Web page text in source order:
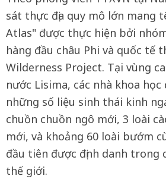
sát thực địa quy mô lớn mang
Atlas" được thực hiện bởi
hàng đầu châu Phi và quốc tế
Wilderness Project. Tại vùng
nước Lisima, các nhà khoa học
những số liệu sinh thái kinh
chuồn chuồn ngô mới, 3 loài
mới, và khoảng 60 loài bướm
đầu tiên được định danh trong
thế giới.